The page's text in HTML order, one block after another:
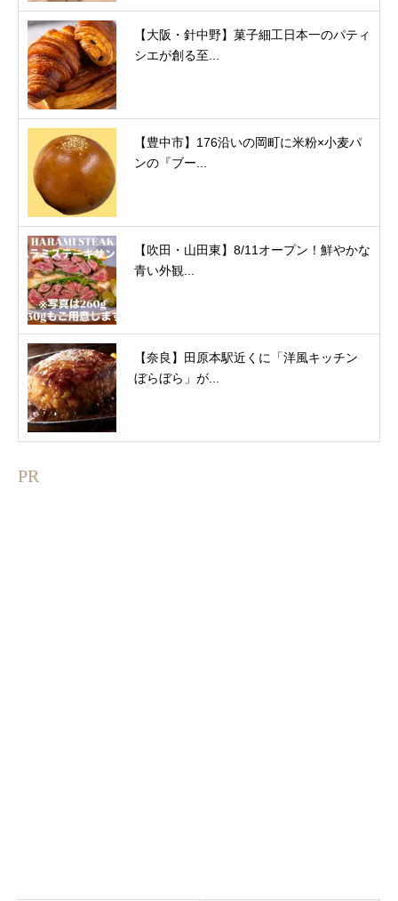
【大阪・針中野】菓子細工日本一のパティ
シエが創る至...
【豊中市】176沿いの岡町に米粉×小麦パ
ンの『ブー...
【吹田・山田東】8/11オープン！鮮やかな
青い外観...
【奈良】田原本駅近くに「洋風キッチン
ぼらぼら」が...
PR